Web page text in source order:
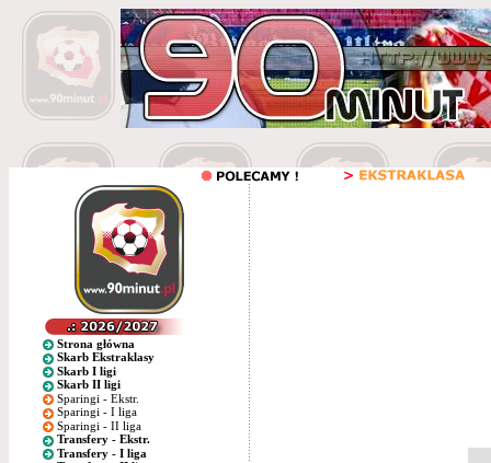
Strona główna
Skarb Ekstraklasy
Skarb I ligi
Skarb II ligi
Sparingi - Ekstr.
Sparingi - I liga
Sparingi - II liga
Transfery - Ekstr.
Transfery - I liga